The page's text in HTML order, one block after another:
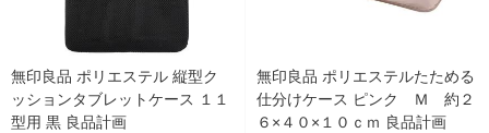
無印良品 ポリエステル 縦型ク
ッションタブレットケース １１
型用 黒 良品計画
無印良品 ポリエステルたためる
仕分けケース ピンク Ｍ 約２
６×４０×１０ｃｍ 良品計画